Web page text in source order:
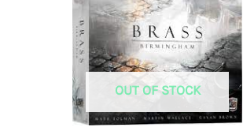
OUT OF STOCK
89,99 €.84,90 €.